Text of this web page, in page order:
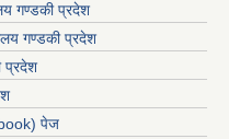
गण्डकी प्रदेश
गण्डकी प्रदेश
प्रदेश
पेज